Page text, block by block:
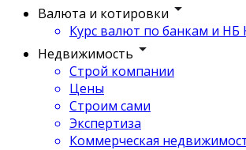
Валюта и котировки
Курс валют по банкам и НБ
Недвижимость
Строй компании
Цены
Строим сами
Экспертиза
Коммерческая